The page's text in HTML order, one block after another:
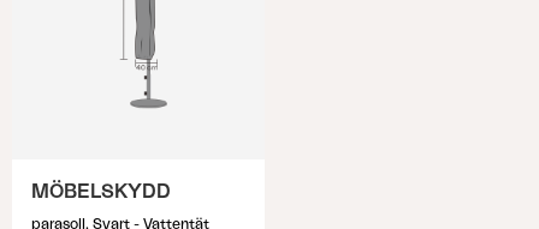
MÖBELSKYDD
parasoll, Svart - Vattentät